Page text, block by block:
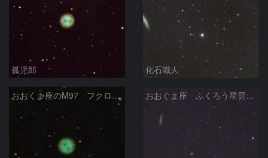
孤児郎 化石職人
おおくま座のM97 フクロウ星雲 おおぐま座 ふくろう星雲(M97)とM108銀河 2026/02/19